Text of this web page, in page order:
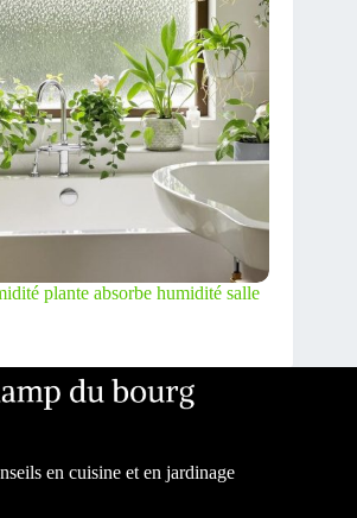
plante absorbe humidité salle
en cuisine et en jardinage